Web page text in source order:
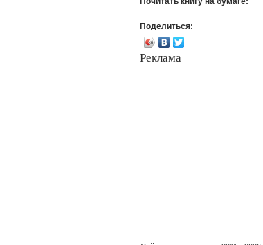
Поделиться:
Реклама